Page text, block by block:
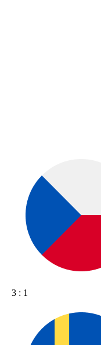
3 : 1